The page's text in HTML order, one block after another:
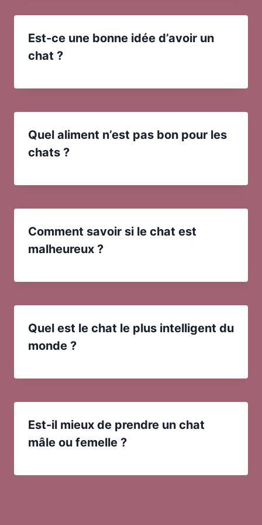
Est-ce une bonne idée d’avoir un
chat ?
Quel aliment n’est pas bon pour les
chats ?
Comment savoir si le chat est
malheureux ?
Quel est le chat le plus intelligent du
monde ?
Est-il mieux de prendre un chat
mâle ou femelle ?